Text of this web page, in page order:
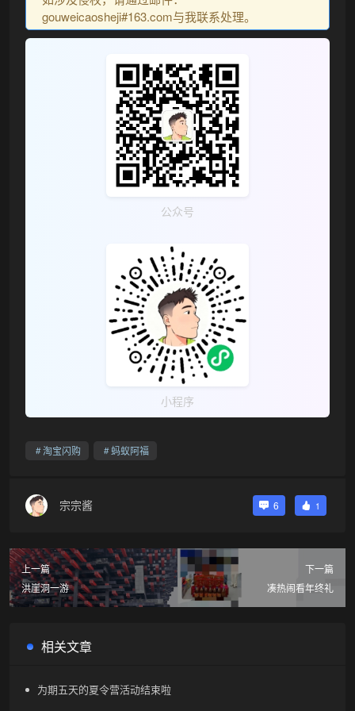
gouweicaosheji#163.com与我联系处理。
公众号
小程序
淘宝闪购 蚂蚁阿福
宗宗酱 6 1
上一篇
洪崖洞一游
下一篇
凑热闹看年终礼
相关文章
为期五天的夏令营活动结束啦